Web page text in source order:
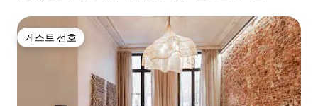
게스트 선호
게스트 선호